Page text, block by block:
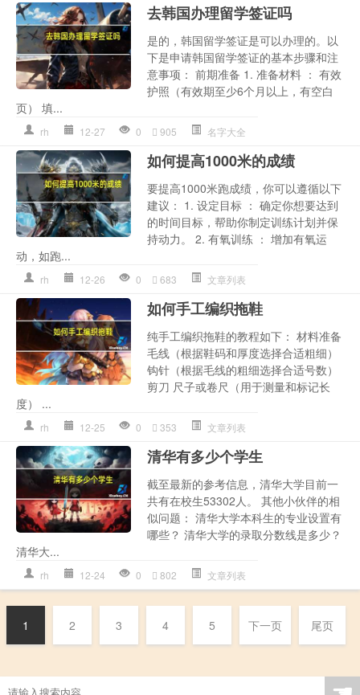
去韩国办理留学签证吗
是的，韩国留学签证是可以办理的。以
下是申请韩国留学签证的基本步骤和注
意事项： 前期准备 1. 准备材料 ： 有效
护照（有效期至少6个月以上，有空白
页） 填...
rh 12-27 0 905 名字大全
如何提高1000米的成绩
要提高1000米跑成绩，你可以遵循以下
建议： 1. 设定目标 ： 确定你想要达到
的时间目标，帮助你制定训练计划并保
持动力。 2. 有氧训练 ： 增加有氧运
动，如跑...
rh 12-26 0 683 文章列表
如何手工编织拖鞋
纯手工编织拖鞋的教程如下： 材料准备
毛线（根据鞋码和厚度选择合适粗细）
钩针（根据毛线的粗细选择合适号数）
剪刀 尺子或卷尺（用于测量和标记长
度） ...
rh 12-25 0 353 文章列表
清华有多少个学生
截至最新的参考信息，清华大学目前一
共有在校生53302人。 其他小伙伴的相
似问题： 清华大学本科生的专业设置有
哪些？ 清华大学的录取分数线是多少？
清华大...
rh 12-24 0 802 文章列表
1 2 3 4 5 下一页 尾页